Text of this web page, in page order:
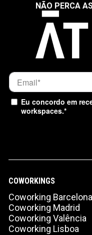
NÃO PERCA
Eu concordo em
workspaces.*
COWORKINGS
Coworking Barcelona
Coworking Madrid
Coworking Valência
Coworking Lisboa